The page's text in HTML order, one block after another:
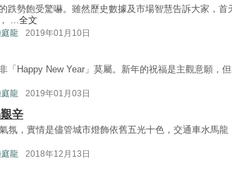
跌勢飽受驚嚇。雖然歷史數據及市場智慧告訴大家，首
...全文
庭龍 2019年01月10日
「Happy New Year」莫屬。新年的祝福是主觀意願，
庭龍 2019年01月03日
辛
氛，實情是儘管城市燈飾依舊五光十色，交通車水馬龍
庭龍 2018年12月13日